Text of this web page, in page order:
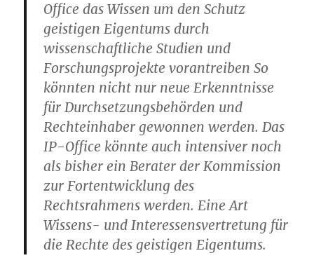
Office das Wissen um den Schutz
geistigen Eigentums durch
wissenschaftliche Studien und
Forschungsprojekte vorantreiben So
könnten nicht nur neue Erkenntnisse
für Durchsetzungsbehörden und
Rechteinhaber gewonnen werden. Das
IP-Office könnte auch intensiver noch
als bisher ein Berater der Kommission
zur Fortentwicklung des
Rechtsrahmens werden. Eine Art
Wissens- und Interessensvertretung für
die Rechte des geistigen Eigentums.